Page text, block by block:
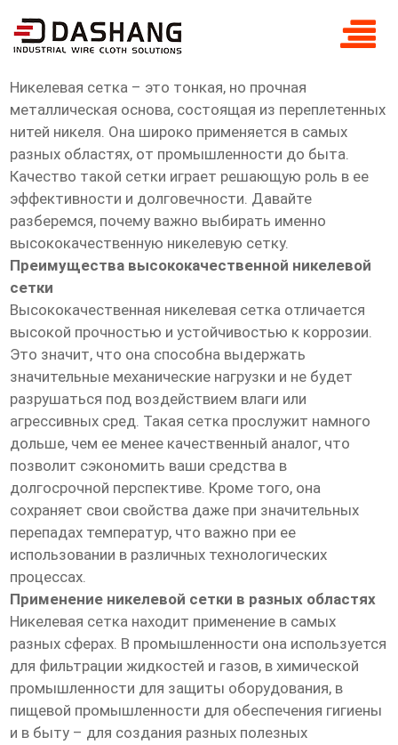
высокое ксчество никелевая сетка
Никелевая сетка – это тонкая, но прочная
металлическая основа, состоящая из переплетенных
нитей никеля. Она широко применяется в самых
разных областях, от промышленности до быта.
Качество такой сетки играет решающую роль в ее
эффективности и долговечности. Давайте
разберемся, почему важно выбирать именно
высококачественную никелевую сетку.
Преимущества высококачественной никелевой
сетки
Высококачественная никелевая сетка отличается
высокой прочностью и устойчивостью к коррозии.
Это значит, что она способна выдержать
значительные механические нагрузки и не будет
разрушаться под воздействием влаги или
агрессивных сред. Такая сетка прослужит намного
дольше, чем ее менее качественный аналог, что
позволит сэкономить ваши средства в
долгосрочной перспективе. Кроме того, она
сохраняет свои свойства даже при значительных
перепадах температур, что важно при ее
использовании в различных технологических
процессах.
Применение никелевой сетки в разных областях
Никелевая сетка находит применение в самых
разных сферах. В промышленности она используется
для фильтрации жидкостей и газов, в химической
промышленности для защиты оборудования, в
пищевой промышленности для обеспечения гигиены
и в быту – для создания разных полезных